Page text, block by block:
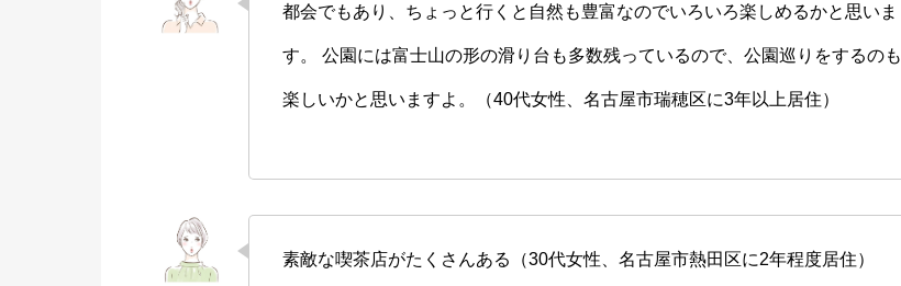
都会でもあり、ちょっと行くと自然も豊富なのでいろいろ楽しめるかと思いま
す。 公園には富士山の形の滑り台も多数残っているので、公園巡りをするのも
楽しいかと思いますよ。（40代女性、名古屋市瑞穂区に3年以上居住）
素敵な喫茶店がたくさんある（30代女性、名古屋市熱田区に2年程度居住）